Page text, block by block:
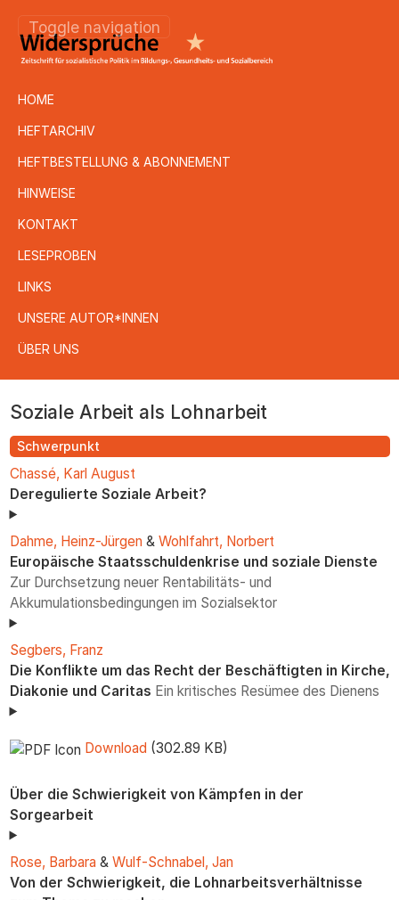
Toggle navigation
HOME
HEFTARCHIV
HEFTBESTELLUNG & ABONNEMENT
HINWEISE
KONTAKT
LESEPROBEN
LINKS
UNSERE AUTOR*INNEN
ÜBER UNS
zum
Soziale Arbeit als Lohnarbeit
Schwerpunkt
Chassé, Karl August
Deregulierte Soziale Arbeit?
Dahme, Heinz-Jürgen & Wohlfahrt, Norbert
Europäische Staatsschuldenkrise und soziale Dienste
Zur Durchsetzung neuer Rentabilitäts- und
Akkumulationsbedingungen im Sozialsektor
Segbers, Franz
Die Konflikte um das Recht der Beschäftigten in Kirche,
Diakonie und Caritas Ein kritisches Resümee des Dienens
Download (302.89 KB)
Über die Schwierigkeit von Kämpfen in der
Sorgearbeit
Rose, Barbara & Wulf-Schnabel, Jan
Von der Schwierigkeit, die Lohnarbeitsverhältnisse